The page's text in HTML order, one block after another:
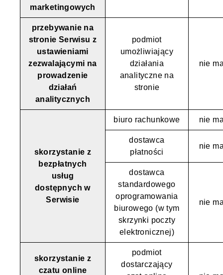
marketingowych
przebywanie na
stronie Serwisu z
ustawieniami
zezwalającymi na
prowadzenie
działań
analitycznych
podmiot
umożliwiający
działania
analityczne na
stronie
nie
skorzystanie z
bezpłatnych
usług
dostępnych w
Serwisie
biuro rachunkowe nie
dostawca
płatności
nie
dostawca
standardowego
oprogramowania
biurowego (w tym
skrzynki poczty
elektronicznej)
nie
skorzystanie z
czatu online
podmiot
dostarczający